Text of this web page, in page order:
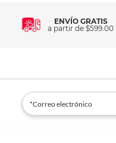
ENVÍO GRATIS
a partir de $599.00